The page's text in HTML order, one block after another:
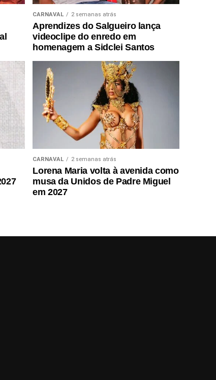
CARNAVAL 2 semanas atrás
Aprendizes do Salgueiro lança
videoclipe do enredo em
homenagem a Sidclei Santos
CARNAVAL 2 semanas atrás
Lorena Maria volta à avenida como
musa da Unidos de Padre Miguel
em 2027